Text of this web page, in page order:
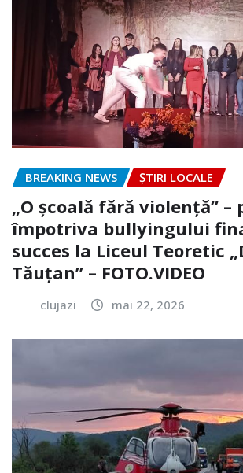
BREAKING NEWS ȘTIRI LOCALE
„O școală fără violență” –
împotriva bullyingului
succes la Liceul Teoretic
Tăuțan” – FOTO.VIDEO
clujazi mai 22, 2026